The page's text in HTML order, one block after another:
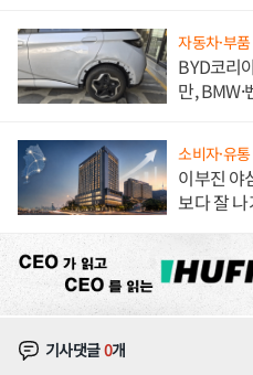
자동차·부품
BYD코리
만,
소비자·유통
이부진 야
보다 잘 나
기사댓글0개